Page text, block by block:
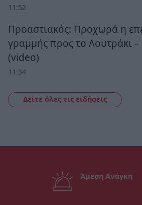
11:52
Προαστιακός: Προχωρά η
γραμμής προς το Λουτράκι –
(video)
11:34
Δείτε όλες τις ειδήσεις
Άμεση Ανάγκη